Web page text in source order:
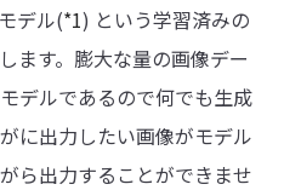
デル(*1) という学習済みの
ます。膨大な量の画像デー
デルであるので何でも生成
に出力したい画像がモデル
ら出力することができませ